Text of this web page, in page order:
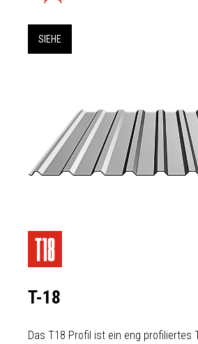
SIEHE
T-18
Das T18 Profil ist ein eng profiliertes